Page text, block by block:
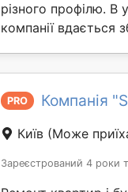
різного профілю. В
компанії вдається
PRO Компанія
Київ (Може
Зареєстрований 4 роки